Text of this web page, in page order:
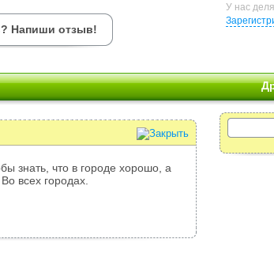
Напиши отзыв!
У нас
знать, что в городе хорошо, а
всех городах.